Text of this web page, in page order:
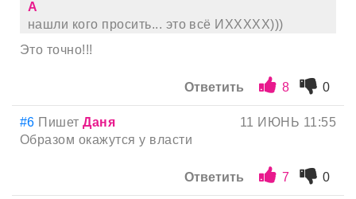
А
нашли кого просить... это всё ИХХХХХ)))
Это точно!!!
Ответить 8 0
#6 ПишетДаня
11 ИЮНЬ 11:55
Образом окажутся у власти
Ответить 7 0